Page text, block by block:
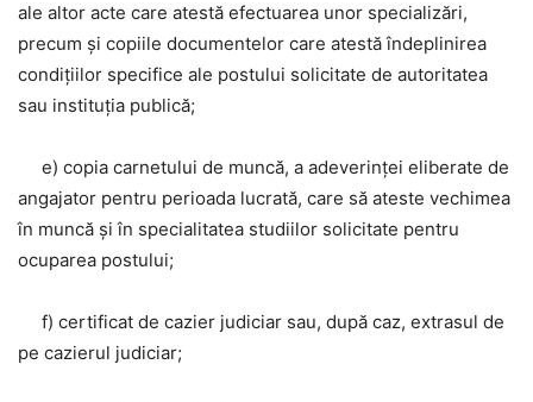
ale altor acte care atestă efectuarea unor specializări,
precum și copiile documentelor care atestă îndeplinirea
condițiilor specifice ale postului solicitate de autoritatea
sau instituția publică;
e) copia carnetului de muncă, a adeverinței eliberate de
angajator pentru perioada lucrată, care să ateste vechimea
în muncă și în specialitatea studiilor solicitate pentru
ocuparea postului;
f) certificat de cazier judiciar sau, după caz, extrasul de
pe cazierul judiciar;